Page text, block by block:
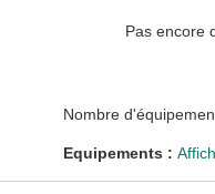
Pas encore
Nombre
Equipements :